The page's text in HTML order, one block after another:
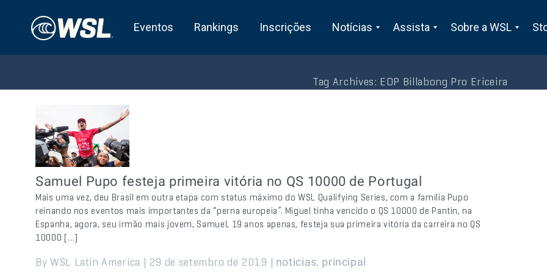
Eventos Rankings Inscrições Notícias Assista Sobre a WSL
Tag Archives: EDP Billabong Pro Ericeira
Samuel Pupo festeja primeira vitória no QS 10000 de Portugal
Mais uma vez, deu Brasil em outra etapa com status máximo do WSL Qualifying Series, com a família Pupo
reinando nos eventos mais importantes da “perna europeia”. Miguel tinha vencido o QS 10000 de Pantin, na
Espanha, agora, seu irmão mais jovem, Samuel, 19 anos apenas, festeja sua primeira vitória da carreira no QS
10000 […]
By WSL Latin America | 29 de setembro de 2019 | noticias, principal